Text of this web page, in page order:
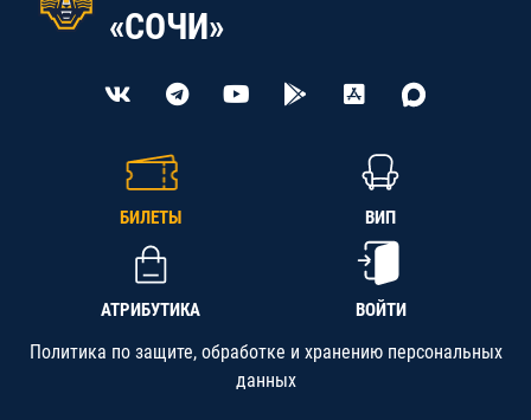
«СОЧИ»
БИЛЕТЫ ВИП
АТРИБУТИКА ВОЙТИ
Политика по защите, обработке и хранению персональных
данных